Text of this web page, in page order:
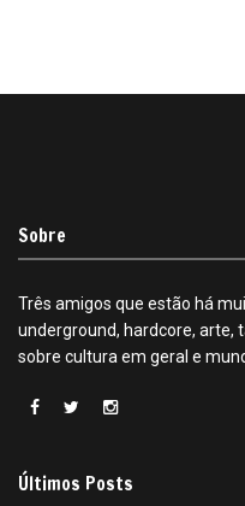
Sobre
Três amigos que estão há
underground, hardcore, arte,
sobre cultura em geral e
Últimos Posts